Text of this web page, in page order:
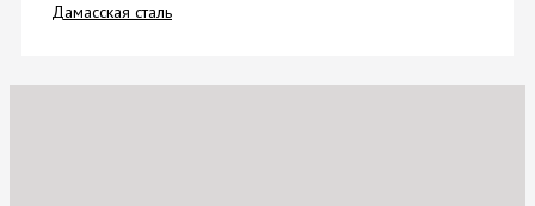
Дамасская сталь